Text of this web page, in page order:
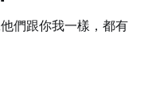
們跟你我一樣，都有